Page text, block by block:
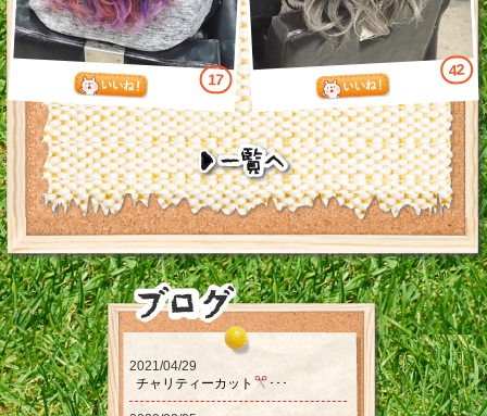
17
42
2021/04/29
チャリティーカット‪‪
･･･